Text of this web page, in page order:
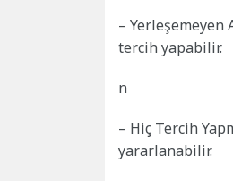
–
tercih yapabilir.
n
– Hiç Tercih
yararlanabilir.